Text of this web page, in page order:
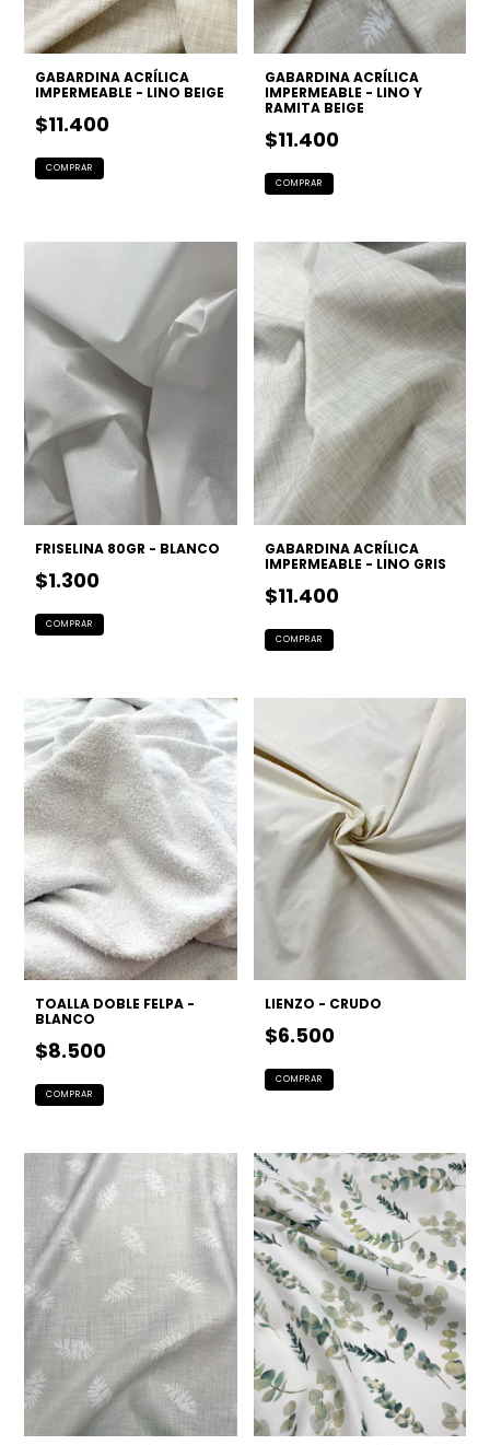
GABARDINA ACRÍLICA
IMPERMEABLE - LINO BEIGE
$11.400
GABARDINA ACRÍLICA
IMPERMEABLE - LINO Y
RAMITA BEIGE
$11.400
FRISELINA 80GR - BLANCO
$1.300
GABARDINA ACRÍLICA
IMPERMEABLE - LINO GRIS
$11.400
TOALLA DOBLE FELPA -
BLANCO
$8.500
LIENZO - CRUDO
$6.500